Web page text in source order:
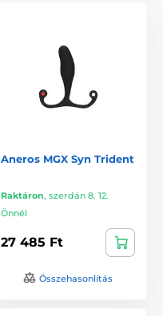
Aneros MGX Syn Trident
Raktáron, szerdán 8. 12.
Önnél
27 485 Ft
Összehasonlítás